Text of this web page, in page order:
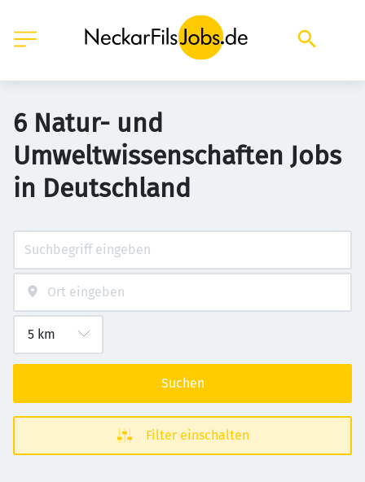
6 Natur- und
Umweltwissenschaften Jobs
in Deutschland
Suchen
Filter einschalten